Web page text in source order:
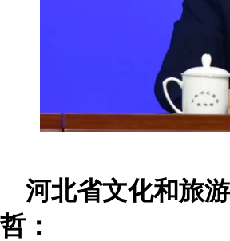
河北省文化和旅
哲：